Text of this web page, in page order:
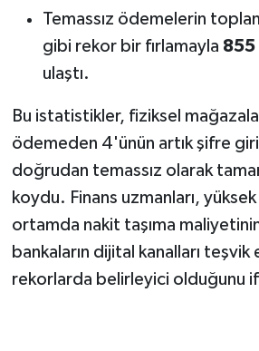
Temassız ödemelerin
gibi rekor bir fırlamayla 855
ulaştı.
Bu istatistikler, fiziksel
ödemeden 4'ünün artık şifre
doğrudan temassız olarak
koydu. Finans uzmanları,
ortamda nakit taşıma
bankaların dijital kanalları
rekorlarda belirleyici olduğunu